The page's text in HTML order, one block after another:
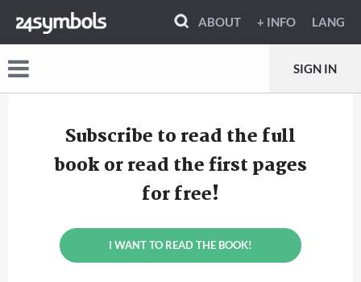
ABOUT + INFO LANG
SIGN IN
Subscribe to read the full
book or read the first pages
for free!
I WANT TO READ THE BOOK!